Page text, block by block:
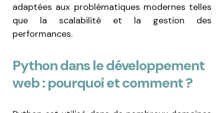
adaptées aux problématiques modernes telles
que la scalabilité et la gestion des
performances.
Python dans le développement
web : pourquoi et comment ?